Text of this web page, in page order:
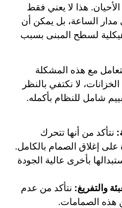
هذا لا يعني فقط
مدار الساعة، بل يمكن أن
لسطح المبنى بسبب
مع هذه المشكلة
لا نكتفي بالنظر
شامل للنظام بأكمله.
نتأكد من أنها تتحرك
على إغلاق الصمام بالكامل.
بأخرى عالية الجودة
والتفريغ: نتأكد من عدم
الصمامات.